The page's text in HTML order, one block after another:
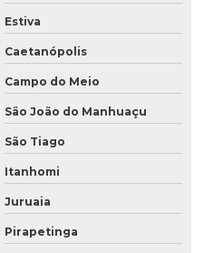
minas gerais
são paulo
paraná
são paulo
Estiva
Caetanópolis
Campo do Meio
São João do Manhuaçu
São Tiago
Itanhomi
Juruaia
Pirapetinga